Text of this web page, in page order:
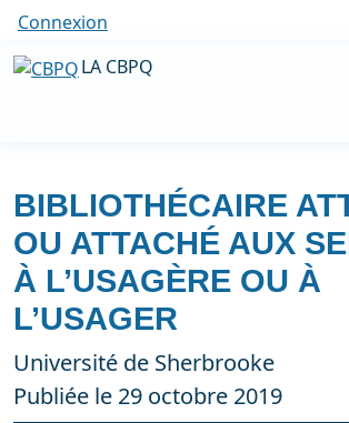
Connexion
LA CBPQ
BIBLIOTHÉCAIRE
OU ATTACHÉ AUX
À L’USAGÈRE OU À
L’USAGER
Université de Sherbrooke
Publiée le 29 octobre 2019